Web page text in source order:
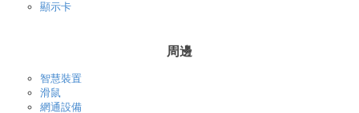
顯示卡
周邊
智慧裝置
滑鼠
網通設備